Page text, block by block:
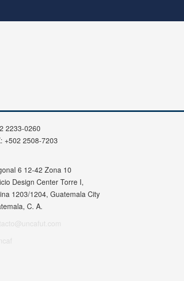
2233-0260
+502 2508-7203
6 12-42 Zona 10
Design Center Torre I,
1203/1204, Guatemala City
C. A.